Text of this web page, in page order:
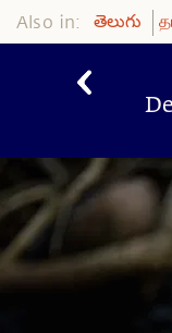
Also in: తెలుగు